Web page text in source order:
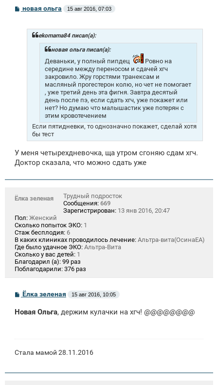
Сновая ольга 15 авг 2016, 07:03
ekomama84 писал(а):
новая ольга писал(а):
Деваньки, у полный пипдец
Ровно на
середине между переносом и сдачей хгч
закровило. Жру горстями транексам и
масляный прогестерон колю, но чет не помогает
, уже третий день эта фигня. Завтра десятый
день после пэ, если сдать хгч, уже покажет или
нет? Но думаю что малышастик уже потерян с
этим кровотечением
Если пятидневки, то однозначно покажет, сделай хотя
бы тест
У меня четырехдневочка, ща утром сгоняю сдам хгч.
Доктор сказала, что можно сдать уже
Ёлка зеленая
Трудный подросток
Сообщения: 669
Зарегистрирован: 13 янв 2016, 20:47
Пол: Женский
Сколько попыток ЭКО: 1
Стаж бесплодия: 6
В каких клиниках проводилось лечение: Альтра-вита(ОсинаЕА)
Где было удачное ЭКО: Альтра-Вита
Сколько у вас детей: 1
Благодарил (а): 99 раз
Поблагодарили: 376 раз
С
б
Ёлка зеленая 15 авг 2016, 10:05
Новая Ольга, держим кулачки на хгч! @@@@@@@@
Стала мамой 28.11.2016